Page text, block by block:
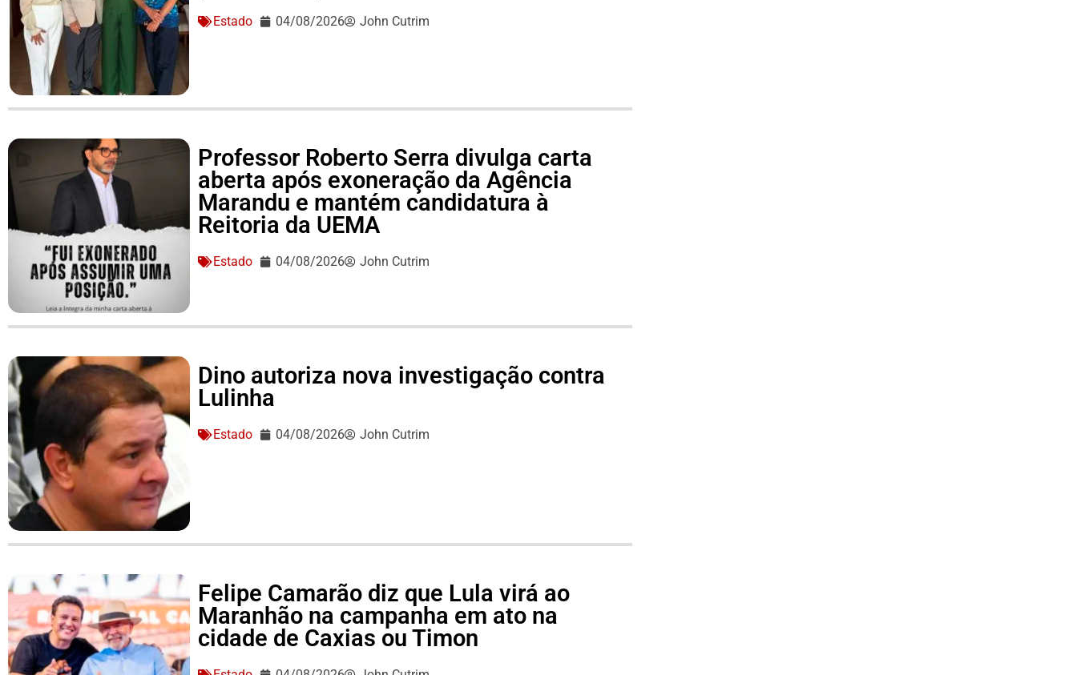
Estado 04/08/2026 John Cutrim
Professor Roberto Serra divulga carta
aberta após exoneração da Agência
Marandu e mantém candidatura à
Reitoria da UEMA
Estado 04/08/2026 John Cutrim
Dino autoriza nova investigação contra
Lulinha
Estado 04/08/2026 John Cutrim
Felipe Camarão diz que Lula virá ao
Maranhão na campanha em ato na
cidade de Caxias ou Timon